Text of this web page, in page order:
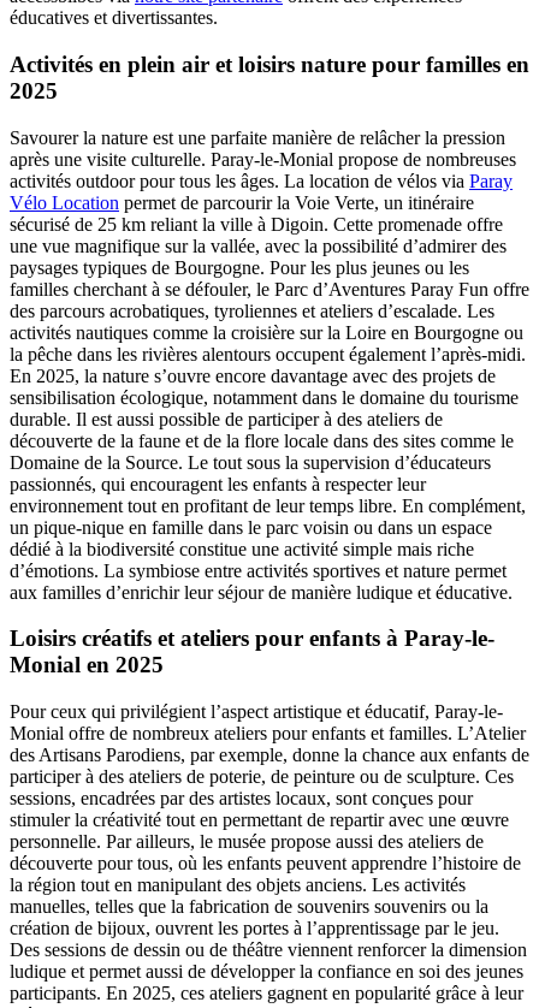
éducatives et divertissantes.
Activités en plein air et loisirs nature pour familles en
2025
Savourer la nature est une parfaite manière de relâcher la pression
après une visite culturelle. Paray-le-Monial propose de nombreuses
activités outdoor pour tous les âges. La location de vélos via Paray
Vélo Location permet de parcourir la Voie Verte, un itinéraire
sécurisé de 25 km reliant la ville à Digoin. Cette promenade offre
une vue magnifique sur la vallée, avec la possibilité d’admirer des
paysages typiques de Bourgogne. Pour les plus jeunes ou les
familles cherchant à se défouler, le Parc d’Aventures Paray Fun offre
des parcours acrobatiques, tyroliennes et ateliers d’escalade. Les
activités nautiques comme la croisière sur la Loire en Bourgogne ou
la pêche dans les rivières alentours occupent également l’après-midi.
En 2025, la nature s’ouvre encore davantage avec des projets de
sensibilisation écologique, notamment dans le domaine du tourisme
durable. Il est aussi possible de participer à des ateliers de
découverte de la faune et de la flore locale dans des sites comme le
Domaine de la Source. Le tout sous la supervision d’éducateurs
passionnés, qui encouragent les enfants à respecter leur
environnement tout en profitant de leur temps libre. En complément,
un pique-nique en famille dans le parc voisin ou dans un espace
dédié à la biodiversité constitue une activité simple mais riche
d’émotions. La symbiose entre activités sportives et nature permet
aux familles d’enrichir leur séjour de manière ludique et éducative.
Loisirs créatifs et ateliers pour enfants à Paray-le-
Monial en 2025
Pour ceux qui privilégient l’aspect artistique et éducatif, Paray-le-
Monial offre de nombreux ateliers pour enfants et familles. L’Atelier
des Artisans Parodiens, par exemple, donne la chance aux enfants de
participer à des ateliers de poterie, de peinture ou de sculpture. Ces
sessions, encadrées par des artistes locaux, sont conçues pour
stimuler la créativité tout en permettant de repartir avec une œuvre
personnelle. Par ailleurs, le musée propose aussi des ateliers de
découverte pour tous, où les enfants peuvent apprendre l’histoire de
la région tout en manipulant des objets anciens. Les activités
manuelles, telles que la fabrication de souvenirs souvenirs ou la
création de bijoux, ouvrent les portes à l’apprentissage par le jeu.
Des sessions de dessin ou de théâtre viennent renforcer la dimension
ludique et permet aussi de développer la confiance en soi des jeunes
participants. En 2025, ces ateliers gagnent en popularité grâce à leur